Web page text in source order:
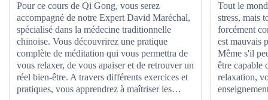
Pour ce cours de Qi Gong, vous serez
accompagné de notre Expert David Maréchal,
spécialisé dans la médecine traditionnelle
chinoise. Vous découvrirez une pratique
complète de méditation qui vous permettra de
vous relaxer, de vous apaiser et de retrouver un
réel bien-être. A travers différents exercices et
pratiques, vous apprendrez à maîtriser les
Tout le
stress, mais
forcément
est mauvais
Même s'il
être capable
relaxation,